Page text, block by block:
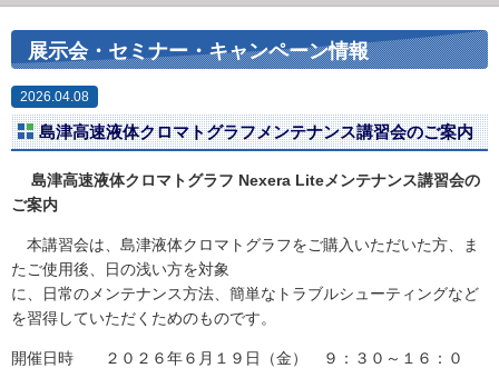
展示会・セミナー・キャンペーン情報
2026.04.08
島津高速液体クロマトグラフメンテナンス講習会のご案内
島津高速液体クロマトグラフ Nexera Liteメンテナンス講習会の
ご案内
本講習会は、島津液体クロマトグラフをご購入いただいた方、ま
たご使用後、日の浅い方を対象
に、日常のメンテナンス方法、簡単なトラブルシューティングなど
を習得していただくためのものです。
開催日時 ２０２６年６月１９日（金） ９：３０～１６：０